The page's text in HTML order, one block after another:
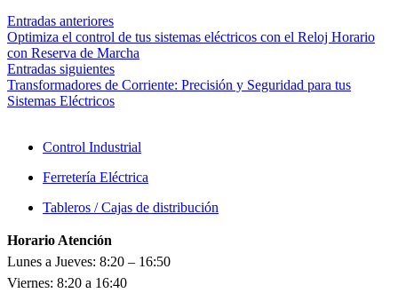
Entradas anteriores
Optimiza el control de tus sistemas eléctricos con el Reloj Horario
con Reserva de Marcha
Entradas siguientes
Transformadores de Corriente: Precisión y Seguridad para tus
Sistemas Eléctricos
Control Industrial
Ferretería Eléctrica
Tableros / Cajas de distribución
Horario Atención
Lunes a Jueves: 8:20 – 16:50
Viernes: 8:20 a 16:40